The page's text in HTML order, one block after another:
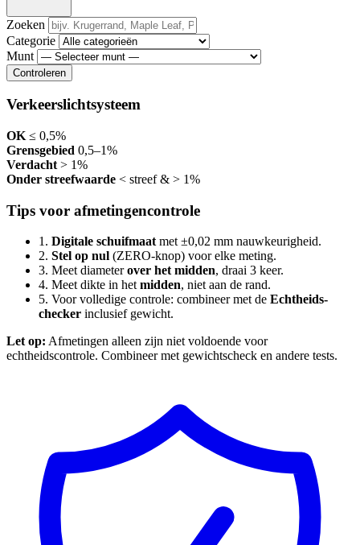
Zoeken
Categorie
Munt
Controleren
Verkeerslichtsysteem
OK ≤ 0,5%
Grensgebied 0,5–1%
Verdacht > 1%
Onder streefwaarde < streef & > 1%
Tips voor afmetingencontrole
1. Digitale schuifmaatmet ±0,02 mm nauwkeurigheid.
2. Stel op nul (ZERO-knop) voor elke meting.
3. Meet diameterover het midden, draai 3 keer.
4. Meet dikte in hetmidden, niet aan de rand.
5. Voor volledige controle: combineer met de Echtheids-
checker inclusief gewicht.
Let op: Afmetingen alleen zijn niet voldoende voor
echtheidscontrole. Combineer met gewichtscheck en andere tests.